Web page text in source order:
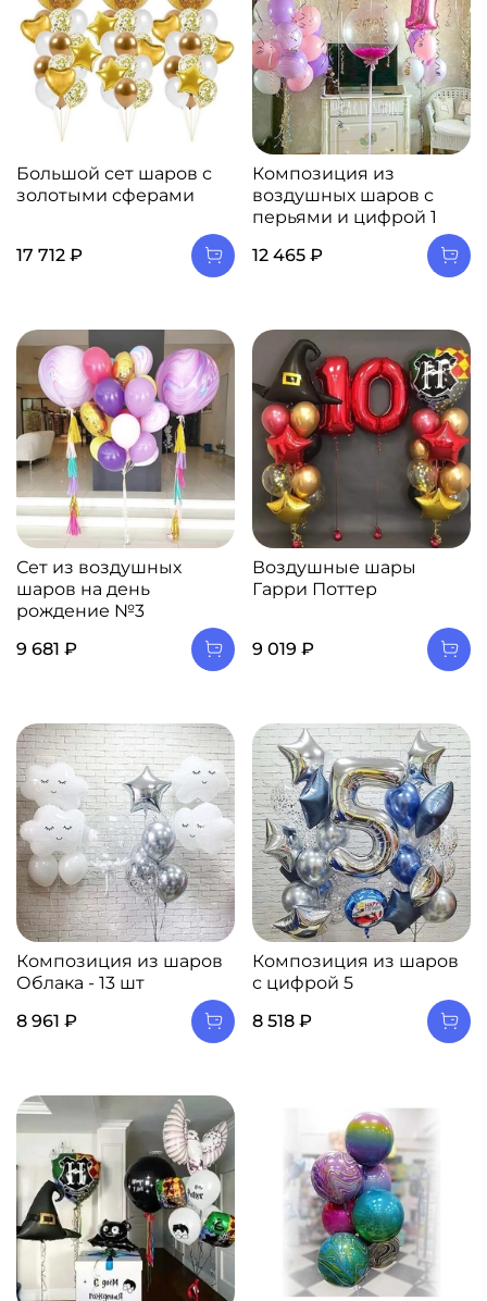
Большой сет шаров с
золотыми сферами
17 712 ₽
Композиция из
воздушных шаров с
перьями и цифрой 1
12 465 ₽
Сет из воздушных
шаров на день
рождение №3
9 681 ₽
Воздушные шары
Гарри Поттер
9 019 ₽
Композиция из шаров
Облака - 13 шт
8 961 ₽
Композиция из шаров
с цифрой 5
8 518 ₽